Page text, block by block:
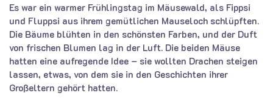
Es war ein warmer Frühlingstag im Mäusewald, als Fippsi
und Fluppsi aus ihrem gemütlichen Mauseloch schlüpften.
Die Bäume blühten in den schönsten Farben, und der Duft
von frischen Blumen lag in der Luft. Die beiden Mäuse
hatten eine aufregende Idee – sie wollten Drachen steigen
lassen, etwas, von dem sie in den Geschichten ihrer
Großeltern gehört hatten.